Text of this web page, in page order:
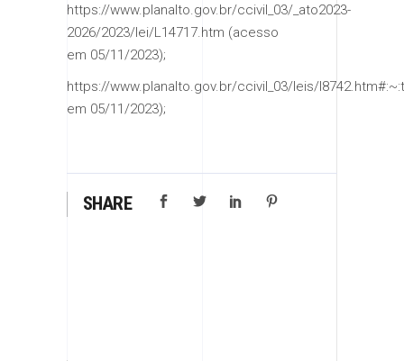
https://www.planalto.gov.br/ccivil_03/_ato2023-
2026/2023/lei/L14717.htm (acesso
em 05/11/2023);
https://www.planalto.gov.br/ccivil_03/leis/
em 05/11/2023);
SHARE